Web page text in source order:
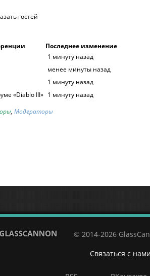
гостей
Последнее изменение
1 минуту назад
менее минуты назад
1 минуту назад
«Diablo III» 1 минуту назад
, Модераторы
© 2014-2026
Связаться с нами